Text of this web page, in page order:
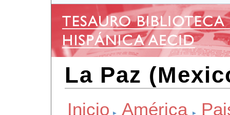
La Paz
Inicio América